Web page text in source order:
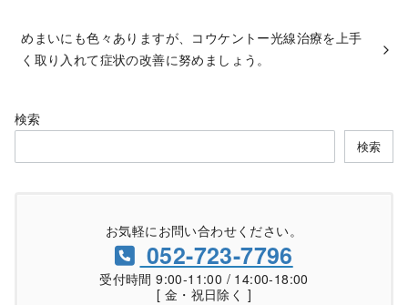
めまいにも色々ありますが、コウケントー光線治療を上手
く取り入れて症状の改善に努めましょう。
検索
検索
お気軽にお問い合わせください。
052-723-7796
受付時間 9:00-11:00 / 14:00-18:00
[ 金・祝日除く ]